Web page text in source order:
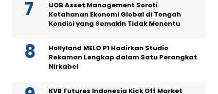
UOB Asset Management Soroti
Ketahanan Ekonomi Global di Tengah
Kondisi yang Semakin Tidak Menentu
Hollyland MELO P1 Hadirkan Studio
Rekaman Lengkap dalam Satu Perangkat
Nirkabel
KVB Futures Indonesia Kick Off Market